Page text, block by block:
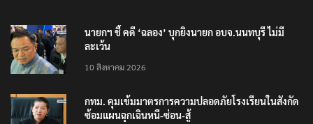
นายกฯ ชี้ คดี ‘ฉลอง’ บุกยิงนายก อบจ.นนทบุรี ไม่มี
ละเว้น
10 สิงหาคม 2026
กทม. คุมเข้มมาตรการความปลอดภัยโรงเรียนในสังกัด
ซ้อมแผนฉุกเฉินหนี-ซ่อน-สู้